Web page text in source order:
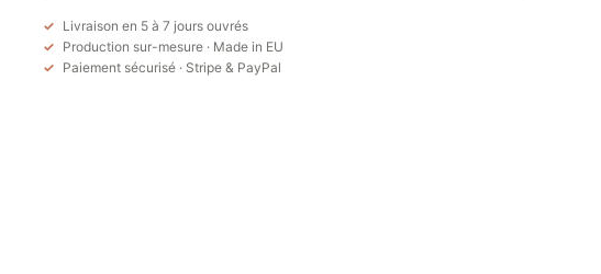
Livraison en 5 à 7 jours ouvrés
Production sur-mesure · Made in EU
Paiement sécurisé · Stripe & PayPal